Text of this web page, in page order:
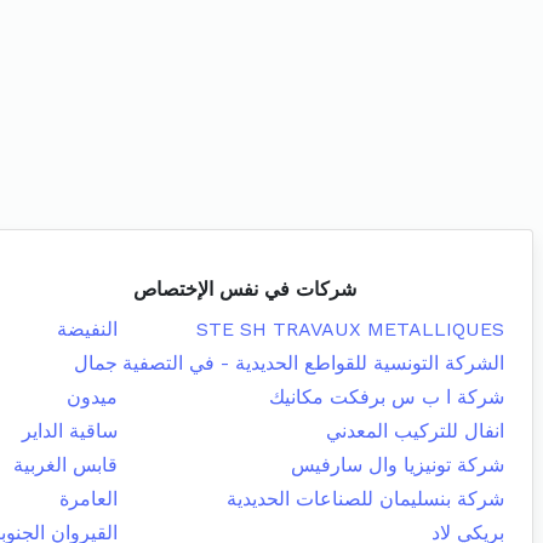
شركات في نفس الإختصاص
STE SH TRAVAUX METALLIQUES
النفيضة
الشركة التونسية للقواطع الحديدية - في التصفية جمال
شركة ا ب س برفكت مكانيك
ميدون
انفال للتركيب المعدني
ساقية الداير
شركة تونيزيا وال سارفيس
قابس الغربية
شركة بنسليمان للصناعات الحديدية
العامرة
بريكي لاد
القيروان